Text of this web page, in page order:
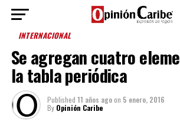
INTERNACIONAL
Se agregan cuatro
la tabla periódica
Published 11 años agoon 5 enero, 2016
By Opinión Caribe